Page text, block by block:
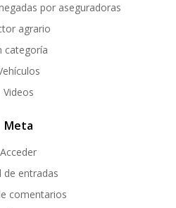
por aseguradoras
agrario
categoría
Videos
Meta
Acceder
de entradas
comentarios